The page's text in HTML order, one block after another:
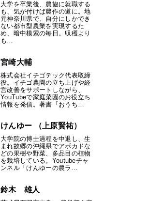
大学を卒業後、農協に就職する
も、気が付けば農作の道に。地
元神奈川県で、自分にしかでき
ない都市型農業を実現するた
め、暗中模索の毎日。収穫より
も…
宮崎大輔
株式会社イチゴテック代表取締
役。イチゴ農園の立ち上げや経
営改善をサポートしながら、
YouTubeで家庭菜園のお役立ち
情報を発信。著書『おうち…
けんゆー （上原賢祐）
大学院の博士過程を中退し、生
まれ故郷の沖縄県でアボカドな
どの果樹や野菜、多品目の植物
を栽培している。Youtubeチャ
ンネル「けんゆーの農ラ…
鈴木 雄人